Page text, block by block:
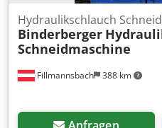
Fillmannsbach 388 km
Hydraulikschlauch
Binderberger
Schneidmaschine
Anfragen